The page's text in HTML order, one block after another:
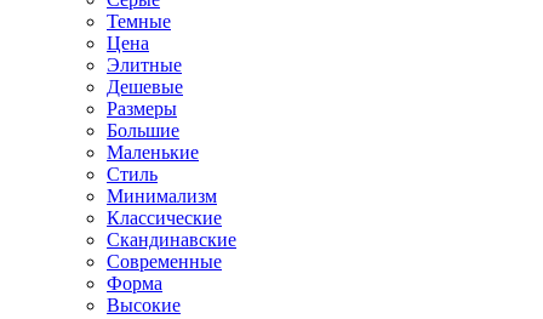
Темные
Цена
Элитные
Дешевые
Размеры
Большие
Маленькие
Стиль
Минимализм
Классические
Скандинавские
Современные
Форма
Высокие